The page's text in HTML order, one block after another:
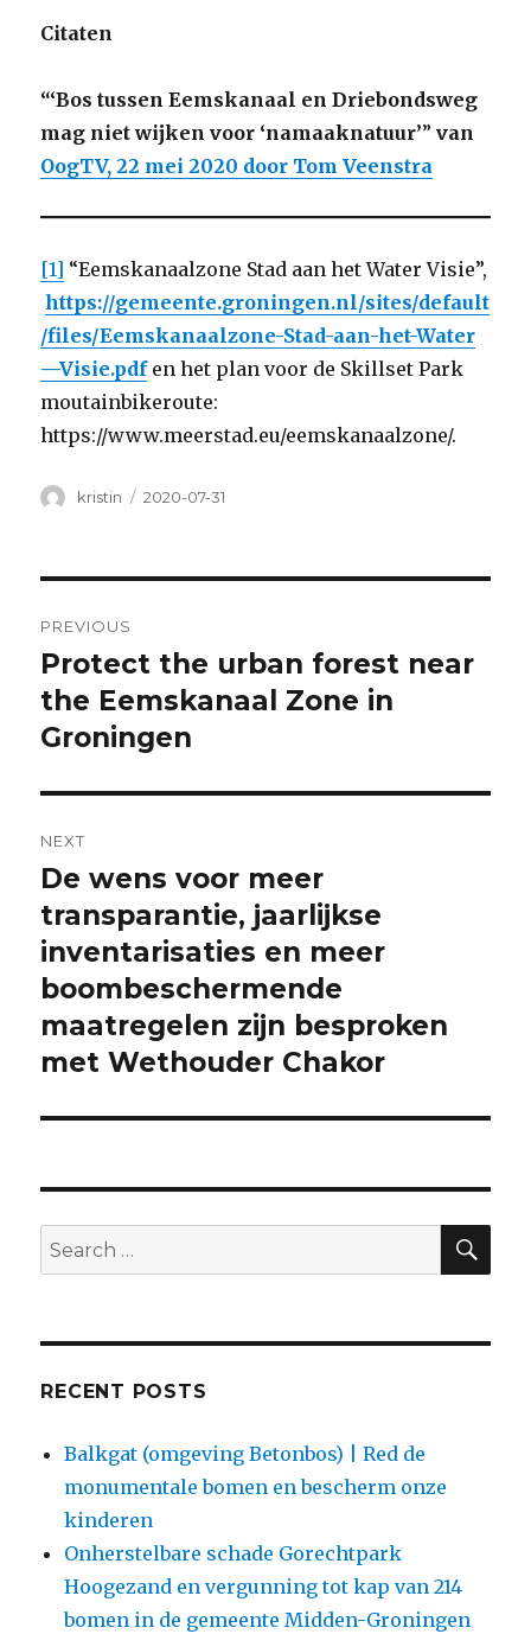
Citaten
“‘Bos tussen Eemskanaal en Driebondsweg
mag niet wijken voor ‘namaaknatuur’”van
OogTV, 22 mei 2020 door Tom Veenstra
[1] “Eemskanaalzone Stad aan het Water Visie”,
https://gemeente.groningen.nl/sites/default
/files/Eemskanaalzone-Stad-aan-het-Water
—Visie.pdf en het plan voor de Skillset Park
moutainbikeroute:
https://www.meerstad.eu/eemskanaalzone/.
Author
kristin
Posted
2020-07-31
navigation
PREVIOUS
Previous
post:
Protect the urban forest near
the Eemskanaal Zone in
Groningen
NEXT
Next
post:
De wens voor meer
transparantie, jaarlijkse
inventarisaties en meer
boombeschermende
maatregelen zijn besproken
met Wethouder Chakor
Search
for:
RECENT POSTS
Balkgat (omgeving Betonbos) | Red de
monumentale bomen en bescherm onze
kinderen
Onherstelbare schade Gorechtpark
Hoogezand en vergunning tot kap van 214
bomen in de gemeente Midden-Groningen